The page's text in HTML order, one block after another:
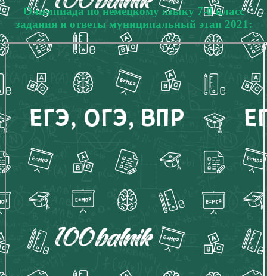
Олимпиада по немецкому языку 7-8 класс
задания и ответы муниципальный этап 2021: